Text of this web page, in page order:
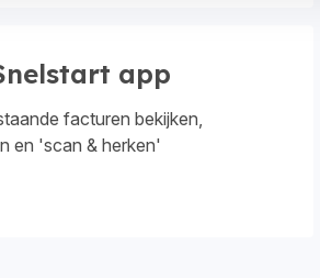
app
facturen bekijken,
en 'scan & herken'